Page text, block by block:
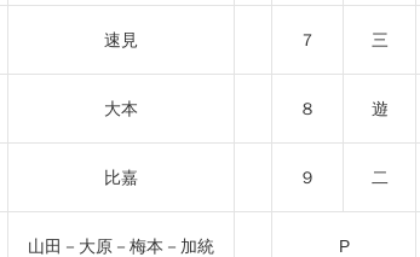
速見 ７ 三
大本 ８ 遊
比嘉 ９ 二
山田－大原－梅本－加統 P